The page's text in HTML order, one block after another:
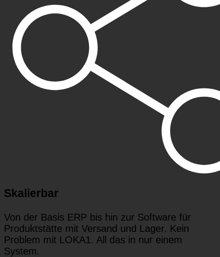
Skalierbar
Von der Basis ERP bis hin zur Software für
Produktstätte mit Versand und Lager. Kein
Problem mit LOKA1. All das in nur einem
System.